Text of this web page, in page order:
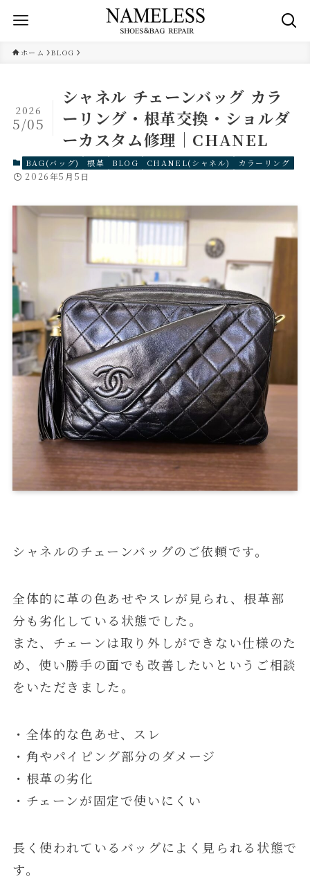
ホーム BLOG
シャネル チェーンバッグ カラ
ーリング・根革交換・ショルダ
ーカスタム修理｜CHANEL
2026
5/05
BAG(バッグ) 根革 BLOG CHANEL(シャネル) カラーリング
2026年5月5日
シャネルのチェーンバッグのご依頼です。
全体的に革の色あせやスレが見られ、根革部
分も劣化している状態でした。
また、チェーンは取り外しができない仕様のた
め、使い勝手の面でも改善したいというご相談
をいただきました。
・全体的な色あせ、スレ
・角やパイピング部分のダメージ
・根革の劣化
・チェーンが固定で使いにくい
長く使われているバッグによく見られる状態で
す。